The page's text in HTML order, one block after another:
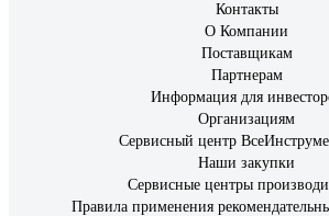
Контакты
О Компании
Поставщикам
Партнерам
Информация для
Организациям
Сервисный центр
Наши закупки
Сервисные центры
Правила применения